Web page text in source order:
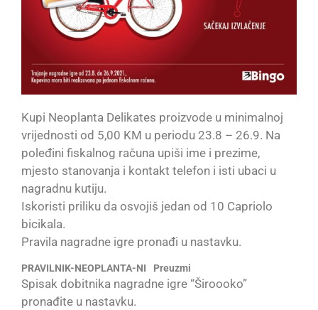
Kupi Neoplanta Delikates proizvode u minimalnoj
vrijednosti od 5,00 KM u periodu 23.8 – 26.9. Na
poleđini fiskalnog računa upiši ime i prezime,
mjesto stanovanja i kontakt telefon i isti ubaci u
nagradnu kutiju.
Iskoristi priliku da osvojiš jedan od 10 Capriolo
bicikala.
Pravila nagradne igre pronađi u nastavku.
PRAVILNIK-NEOPLANTA-NI Preuzmi
Spisak dobitnika nagradne igre “Široooko”
pronađite u nastavku.